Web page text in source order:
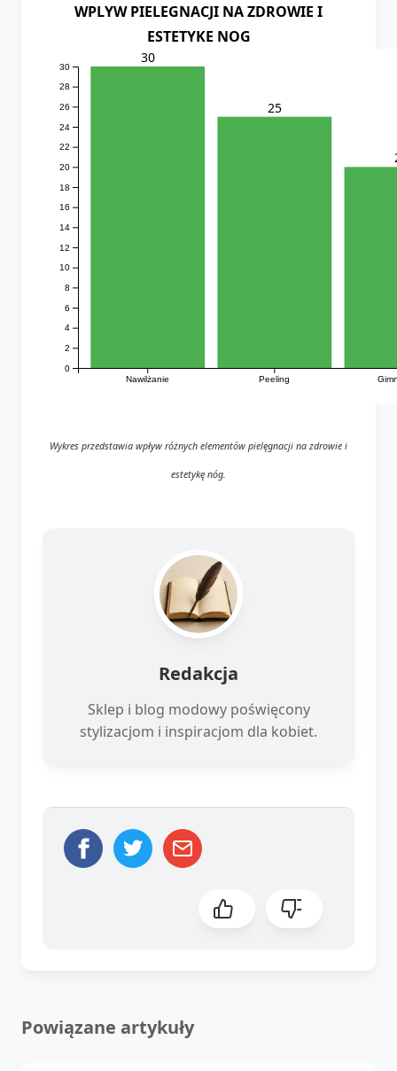
WPLYW PIELEGNACJI NA ZDROWIE I
ESTETYKE NOG
Nawilżanie Peeling
0
2
4
6
8
10
12
14
16
18
20
22
24
26
28
30
30
25
Wykres przedstawia wpływ różnych elementów pielęgnacji na zdrowie i
estetykę nóg.
Redakcja
Sklep i blog modowy poświęcony
stylizacjom i inspiracjom dla kobiet.
Powiązane artykuły